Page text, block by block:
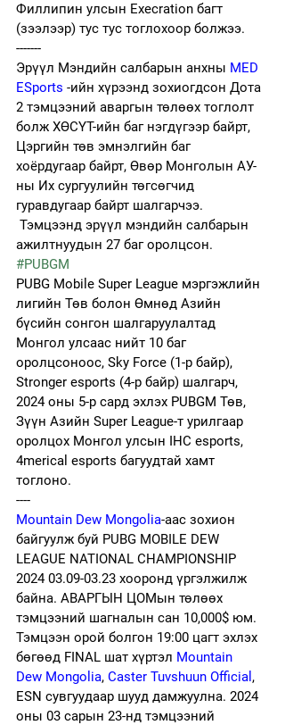
Филлипин улсын Execration багт
(зээлээр) тус тус тоглохоор болжээ.
-------
Эрүүл Мэндийн салбарын анхны MED
ESports -ийн хүрээнд зохиогдсон Дота
2 тэмцээний аваргын төлөөх тоглолт
болж ХӨСҮТ-ийн баг нэгдүгээр байрт,
Цэргийн төв эмнэлгийн баг
хоёрдугаар байрт, Өвөр Монголын АУ-
ны Их сургуулийн төгсөгчид
гуравдугаар байрт шалгарчээ.
Тэмцээнд эрүүл мэндийн салбарын
ажилтнуудын 27 баг оролцсон.
#PUBGM
PUBG Mobile Super League мэргэжлийн
лигийн Төв болон Өмнөд Азийн
бүсийн сонгон шалгаруулалтад
Монгол улсаас нийт 10 баг
оролцсоноос, Sky Force (1-р байр),
Stronger esports (4-р байр) шалгарч,
2024 оны 5-р сард эхлэх PUBGM Төв,
Зүүн Азийн Super League-т урилгаар
оролцох Монгол улсын IHC esports,
4merical esports багуудтай хамт
тоглоно.
----
Mountain Dew Mongolia-аас зохион
байгуулж буй PUBG MOBILE DEW
LEAGUE NATIONAL CHAMPIONSHIP
2024 03.09-03.23 хооронд үргэлжилж
байна. АВАРГЫН ЦОМын төлөөх
тэмцээний шагналын сан 10,000$ юм.
Тэмцээн орой болгон 19:00 цагт эхлэх
бөгөөд FINAL шат хүртэл Mountain
Dew Mongolia, Caster Tuvshuun Official ,
ESN сувгуудаар шууд дамжуулна. 2024
оны 03 сарын 23-нд тэмцээний